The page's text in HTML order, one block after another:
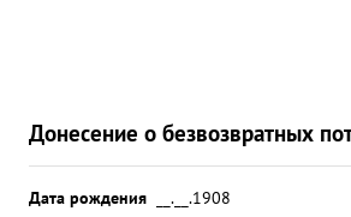
Донесение о безвозвратных
Дата рождения
__.__.1908